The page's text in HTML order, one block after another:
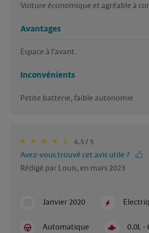
Voiture économique et agréable à
Avantages
Espace à l'avant.
Inconvénients
Petite batterie, faible autonomie
4.5 / 5
Avez-vous trouvé cet avis utile ?
Rédigé par Louis, en mars 2023
Janvier 2020
Automatique 0.0L -